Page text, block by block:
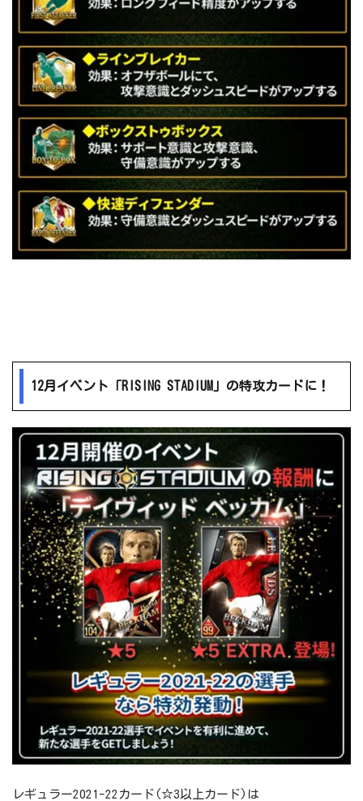
12月イベント「RISING STADIUM」の特攻カードに！
レギュラー2021-22カード(☆3以上カード)は